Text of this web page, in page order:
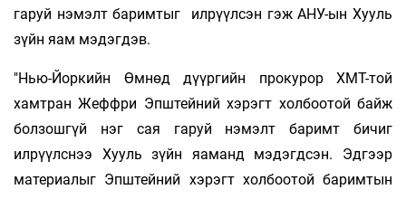
гаруй нэмэлт баримтыг илрүүлсэн гэж АНУ-ын Хууль
зүйн яам мэдэгдэв.
"Нью-Йоркийн Өмнөд дүүргийн прокурор ХМТ-той
хамтран Жеффри Эпштейний хэрэгт холбоотой байж
болзошгүй нэг сая гаруй нэмэлт баримт бичиг
илрүүлснээ Хууль зүйн яаманд мэдэгдсэн. Эдгээр
материалыг Эпштейний хэрэгт холбоотой баримтын